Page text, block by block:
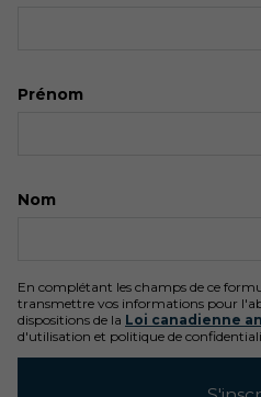
Prénom
Nom
En complétant les champs de ce
transmettre vos informations pour
dispositions de la Loi canadienne
d'utilisation et politique de